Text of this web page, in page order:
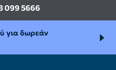
099 5666
για δωρεάν